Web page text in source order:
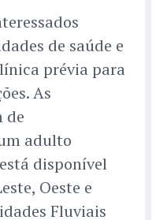
de saúde e
prévia para
As
de
adulto
disponível
Oeste e
Fluviais